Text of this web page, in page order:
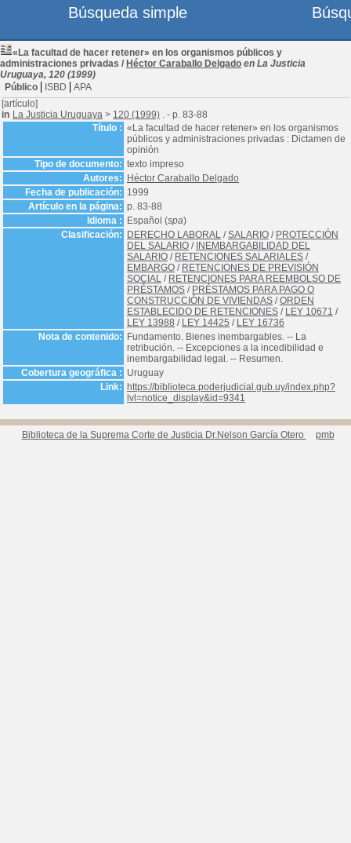
«La facultad de hacer retener» en los organismos públicos y
administraciones privadas / Héctor Caraballo Delgado en La Justicia
Uruguaya, 120 (1999)
Público
ISBD
APA
[artículo]
in La Justicia Uruguaya > 120 (1999) . - p. 83-88
Título : «La facultad de hacer retener» en los organismos
públicos y administraciones privadas : Dictamen de
opinión
Tipo de documento: texto impreso
Autores:
Héctor Caraballo Delgado
Fecha de publicación: 1999
Artículo en la página: p. 83-88
Idioma :
Español (spa)
Clasificación:
DERECHO LABORAL /SALARIO / PROTECCIÓN
DEL SALARIO / INEMBARGABILIDAD DEL
SALARIO / RETENCIONES SALARIALES /
EMBARGO / RETENCIONES DE PREVISIÓN
SOCIAL / RETENCIONES PARA REEMBOLSO DE
PRÉSTAMOS / PRÉSTAMOS PARA PAGO O
CONSTRUCCIÓN DE VIVIENDAS /ORDEN
ESTABLECIDO DE RETENCIONES / LEY 10671 /
LEY 13988 / LEY 14425 / LEY 16736
Nota de contenido:
Fundamento. Bienes inembargables. -- La
retribución. -- Excepciones a la incedibilidad e
inembargabilidad legal. -- Resumen.
Cobertura geográfica : Uruguay
Link:
https://biblioteca.poderjudicial.gub.uy/index.php?
lvl=notice_display&id=9341
Biblioteca de la Suprema Corte de Justicia Dr.Nelson García Otero pmb
Búsqueda simple